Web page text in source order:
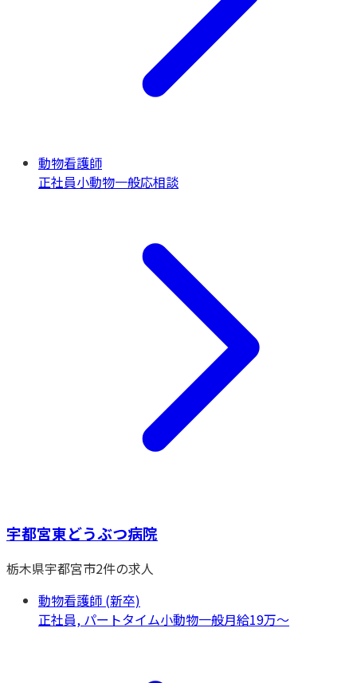
動物看護師
正社員小動物一般応相談
宇都宮東どうぶつ病院
栃木県宇都宮市2件の求人
動物看護師 (新卒)
正社員, パートタイム小動物一般月給19万〜